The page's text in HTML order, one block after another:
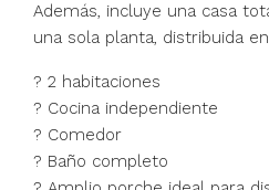
Además, incluye una casa
una sola planta, distribuida
? 2 habitaciones
? Cocina independiente
? Comedor
? Baño completo